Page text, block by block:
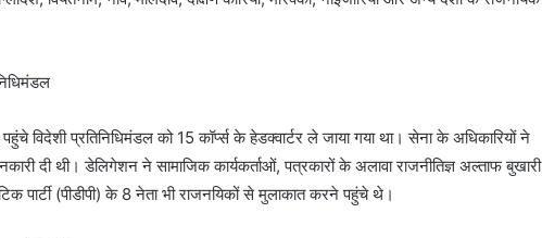
विदेशी प्रतिनिधिमंडल को 15 कॉर्प्स के हेडक्वार्टर ले जाया गया था। सेना के अधिकारियों ने
दी थी। डेलिगेशन ने सामाजिक कार्यकर्ताओं, पत्रकारों के अलावा राजनीतिज्ञ अल्ताफ बुखारी
पार्टी (पीडीपी) के 8 नेता भी राजनयिकों से मुलाकात करने पहुंचे थे।